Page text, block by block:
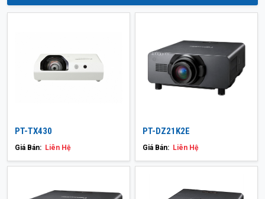
PT-TX430
Giá Bán: Liên Hệ
PT-DZ21K2E
Giá Bán: Liên Hệ